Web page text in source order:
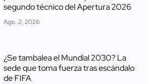
segundo técnico del Apertura 2026
Ago. 2, 2026
¿Se tambalea el Mundial 2030? La
sede que toma fuerza tras escándalo
de FIFA